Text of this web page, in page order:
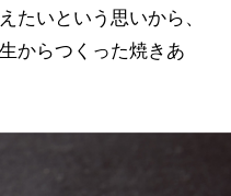
たいという思いから、
からつくった焼きあ